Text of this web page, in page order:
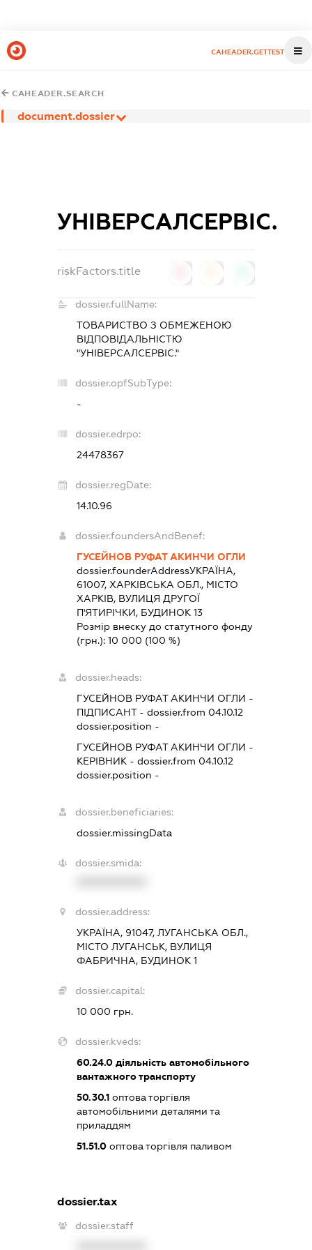
CAHEADER.GETTEST
CAHEADER.SEARCH
document.dossier
УНІВЕРСАЛСЕРВІС.
riskFactors.title
dossier.fullName:
ТОВАРИСТВО З ОБМЕЖЕНОЮ
ВІДПОВІДАЛЬНІСТЮ
"УНІВЕРСАЛСЕРВІС."
dossier.opfSubType:
-
dossier.edrpo:
24478367
dossier.regDate:
14.10.96
dossier.foundersAndBenef:
ГУСЕЙНОВ РУФАТ АКИНЧИ ОГЛИ
dossier.founderAddressУКРАЇНА,
61007, ХАРКІВСЬКА ОБЛ., МІСТО
ХАРКІВ, ВУЛИЦЯ ДРУГОЇ
П'ЯТИРІЧКИ, БУДИНОК 13
Розмір внеску до статутного фонду
(грн.):10 000 (100 %)
dossier.heads:
ГУСЕЙНОВ РУФАТ АКИНЧИ ОГЛИ -
ПІДПИСАНТ- dossier.from 04.10.12
dossier.position -
ГУСЕЙНОВ РУФАТ АКИНЧИ ОГЛИ -
КЕРІВНИК - dossier.from 04.10.12
dossier.position -
dossier.beneficiaries:
dossier.missingData
dossier.smida:
dossier.address:
УКРАЇНА, 91047, ЛУГАНСЬКА ОБЛ.,
МІСТО ЛУГАНСЬК, ВУЛИЦЯ
ФАБРИЧНА, БУДИНОК 1
dossier.capital:
10 000 грн.
dossier.kveds:
60.24.0 діяльність автомобільного
вантажного транспорту
50.30.1 оптова торгівля
автомобільними деталями та
приладдям
51.51.0 оптова торгівля паливом
dossier.tax
dossier.staff